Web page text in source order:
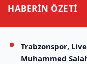
HABERİN ÖZETİ
Trabzonspor,
Muhammed